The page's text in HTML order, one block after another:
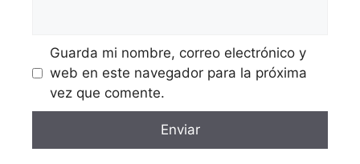
Guarda mi nombre, correo electrónico y
web en este navegador para la próxima
vez que comente.